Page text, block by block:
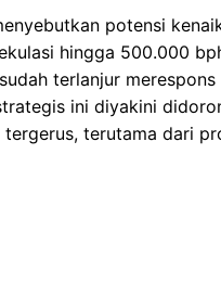
potensi
hingga 500.000
terlanjur
ini diyakini
terutama dari